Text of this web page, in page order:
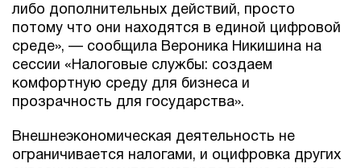
либо дополнительных действий, просто
потому что они находятся в единой цифровой
среде», — сообщила Вероника Никишина на
сессии «Налоговые службы: создаем
комфортную среду для бизнеса и
прозрачность для государства».
Внешнеэкономическая деятельность не
ограничивается налогами, и оцифровка других